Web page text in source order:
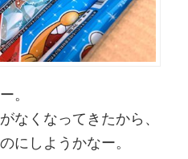
。
なくなってきたから、
にしようかなー。